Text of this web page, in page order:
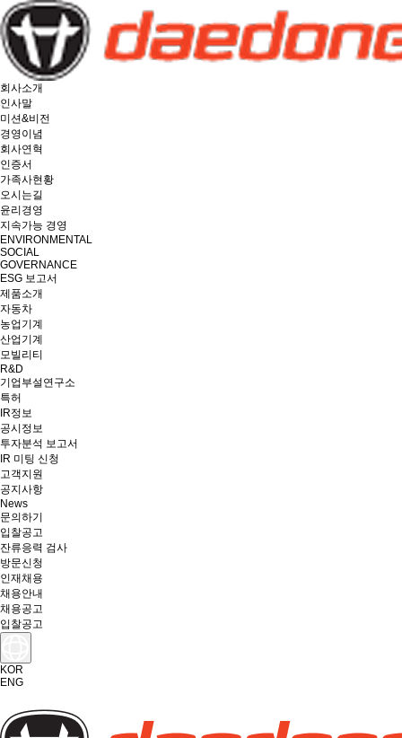
회사소개
인사말
미션&비전
경영이념
회사연혁
인증서
가족사현황
오시는길
윤리경영
지속가능 경영
ENVIRONMENTAL
SOCIAL
GOVERNANCE
ESG 보고서
제품소개
자동차
농업기계
산업기계
모빌리티
R&D
기업부설연구소
특허
IR정보
공시정보
투자분석 보고서
IR 미팅 신청
고객지원
공지사항
News
문의하기
입찰공고
잔류응력 검사
방문신청
인재채용
채용안내
채용공고
입찰공고
KOR
ENG